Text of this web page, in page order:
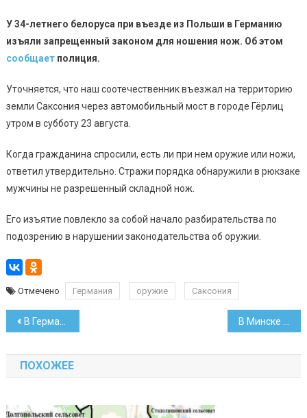
У 34-летнего белоруса при въезде из Польши в Германию
изъяли запрещенный законом для ношения нож. Об этом
сообщаетполиция.
Уточняется, что наш соотечественник въезжал на территорию
земли Саксония через автомобильный мост в городе Гёрлиц
утром в субботу 23 августа.
Когда гражданина спросили, есть ли при нем оружие или ножи,
ответил утвердительно. Стражи порядка обнаружили в рюкзаке
мужчины не разрешенный складной нож.
Его изъятие повлекло за собой начало разбирательства по
подозрению в нарушении законодательства об оружии.
Отмечено Германия оружие Саксония
Навигация
по
записям
В Германии снова «засветились» белорусские рубли
ПОХОЖЕЕ